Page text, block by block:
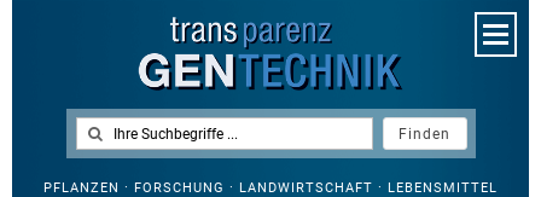
PFLANZEN · FORSCHUNG · LANDWIRTSCHAFT · LEBENSMITTEL